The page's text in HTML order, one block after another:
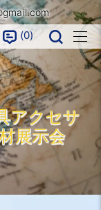
0
アクセサ
展示会